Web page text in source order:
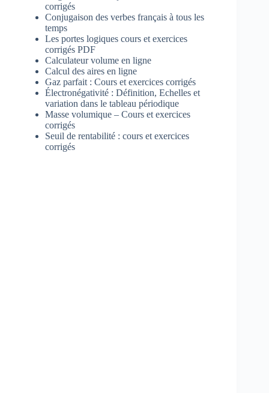
corrigés
Conjugaison des verbes français à tous les
temps
Les portes logiques cours et exercices
corrigés PDF
Calculateur volume en ligne
Calcul des aires en ligne
Gaz parfait : Cours et exercices corrigés
Électronégativité : Définition, Echelles et
variation dans le tableau périodique
Masse volumique – Cours et exercices
corrigés
Seuil de rentabilité : cours et exercices
corrigés